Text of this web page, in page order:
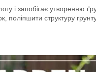
і запобігає утворенню
поліпшити структуру